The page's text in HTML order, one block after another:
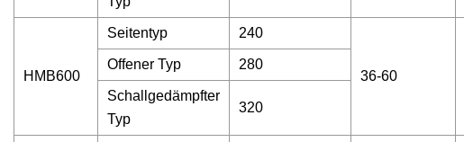
HMB600
Seitentyp 240
36-60
Offener Typ 280
Schallgedämpfter
Typ
320